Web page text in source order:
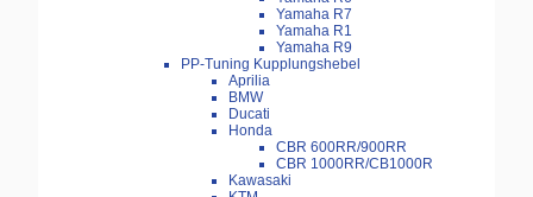
Yamaha R7
Yamaha R1
Yamaha R9
PP-Tuning Kupplungshebel
Aprilia
BMW
Ducati
Honda
CBR 600RR/900RR
CBR 1000RR/CB1000R
Kawasaki